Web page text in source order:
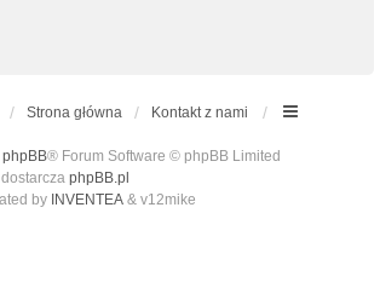
Strona główna Kontakt z nami
phpBB® Forum Software © phpBB Limited
phpBB.pl
by INVENTEA & v12mike